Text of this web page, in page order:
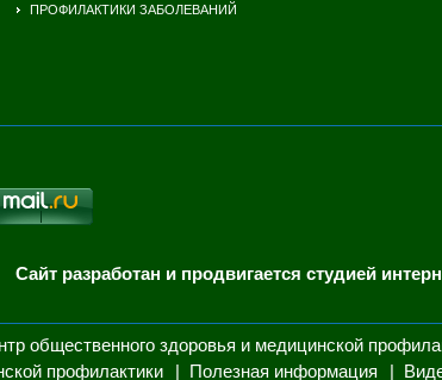
ПРОФИЛАКТИКИ ЗАБОЛЕВАНИЙ
Сайт разработан и продвигается студией
общественного здоровья и медицинской
профилактики
Полезная информация